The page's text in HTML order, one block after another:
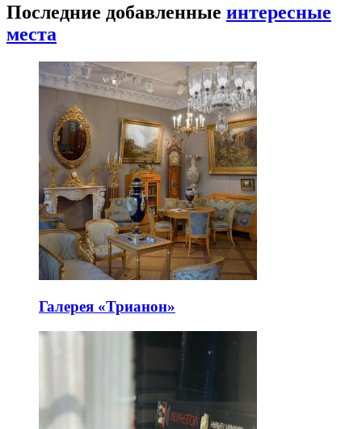
Последние добавленные интересные
места
Галерея «Трианон»